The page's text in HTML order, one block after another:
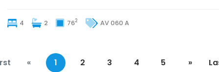
4 2 762 AV 060 A
« 1(current)
2 3 4 5 »